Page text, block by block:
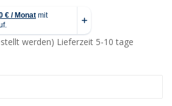
werden) Lieferzeit 5-10 tage